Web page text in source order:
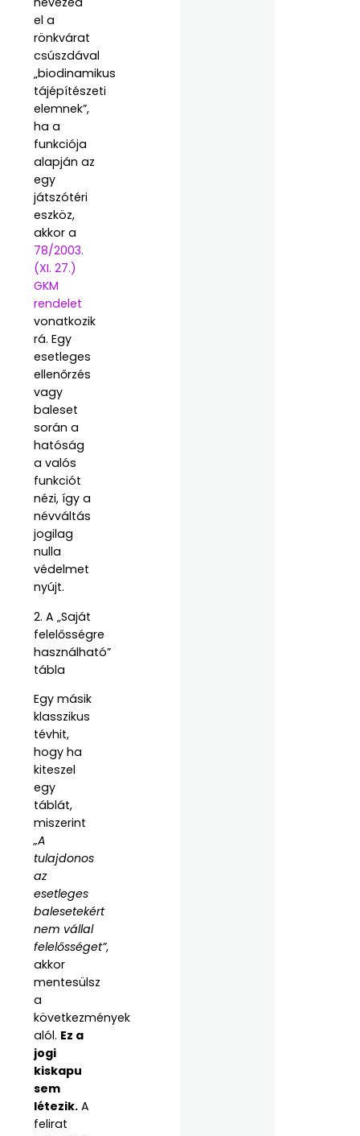
el a
rönkvárat
csúszdával
„biodinamikus
tájépítészeti
elemnek”,
ha a
funkciója
alapján az
egy
játszótéri
eszköz,
akkor a
78/2003.
(XI. 27.)
GKM
rendelet
vonatkozik
rá. Egy
esetleges
ellenőrzés
vagy
baleset
során a
hatóság
a valós
funkciót
nézi, így a
névváltás
jogilag
nulla
védelmet
nyújt.
2. A „Saját
felelősségre
használható”
tábla
Egy másik
klasszikus
tévhit,
hogy ha
kiteszel
egy
táblát,
miszerint
„A
tulajdonos
az
esetleges
balesetekért
nem vállal
felelősséget”,
akkor
mentesülsz
a
következmények
alól. Ez a
jogi
kiskapu
sem
létezik. A
felirat